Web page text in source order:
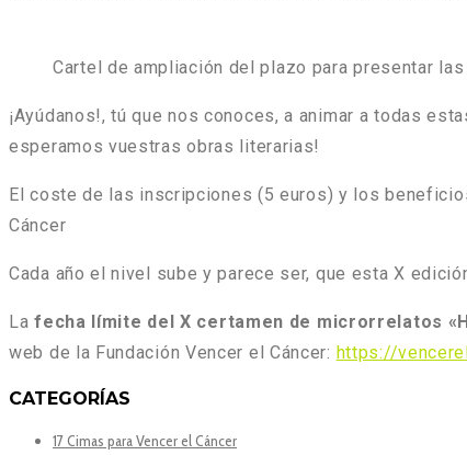
Cartel de ampliación del plazo para presentar
¡Ayúdanos!, tú que nos conoces, a animar a todas
esperamos vuestras obras literarias!
El coste de las inscripciones (5 euros) y los
Cáncer
Cada año el nivel sube y parece ser, que esta X
Lafecha límite del X certamen de microrrelatos
web de la Fundación Vencer el Cáncer: https://
CATEGORÍAS
17 Cimas para Vencer el Cáncer